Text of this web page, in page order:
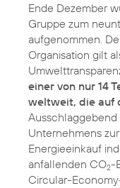
Ende Dezember
Gruppe zum
aufgenommen.
Organisation gilt
einer von nur 14
weltweit, die auf
Unternehmens
Energieeinkauf
anfallenden CO2-
Circular-